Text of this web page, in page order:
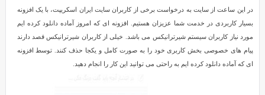
در این ساعت از سایت به درخواست برخی از کاربران سایت ایران اسکریپت، با یک افزونه
بسیار کاربردی در خدمت شما عزیزان هستیم. افزونه ای که امروز آماده دانلود کرده ایم
مورد نیاز کاربران سیستم شیرترانیکس می باشد. خیلی از کاربران شیرترانیکس قصد دارند
پیام های خصوصی بخش کاربری خود را به صورت کامل و یکجا حذف کنند. توسط افزونه
ای که آماده دانلود کرده ایم به راحتی می توانید این کار را انجام دهید.